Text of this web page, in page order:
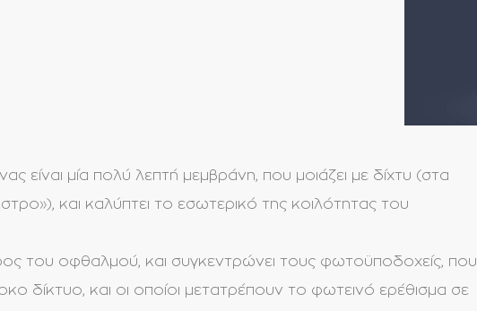
είναι μία πολύ λεπτή μεμβράνη, που μοιάζει με δίχτυ (στα
και καλύπτει το εσωτερικό της κοιλότητας του
του οφθαλμού, και συγκεντρώνει τους φωτοϋποδοχείς, που
δίκτυο, και οι οποίοι μετατρέπουν το φωτεινό ερέθισμα σε